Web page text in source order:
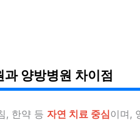
과 양방병원 차이점
, 한약 등 자연 치료 중심이며,